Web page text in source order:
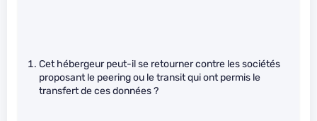
Cet hébergeur peut-il se retourner contre les sociétés
proposant le peering ou le transit qui ont permis le
transfert de ces données ?